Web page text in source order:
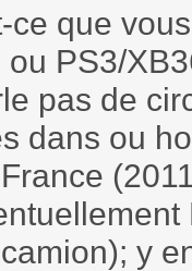
ce que
ou PS3/
pas de
dans ou
y